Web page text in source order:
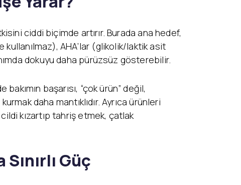
ciddi biçimde artırır. Burada ana hedef,
AHA’lar (glikolik/laktik asit
dokuyu daha pürüzsüz gösterebilir.
başarısı, “çok ürün” değil,
daha mantıklıdır. Ayrıca ürünleri
kızartıp tahriş etmek, çatlak
Güç